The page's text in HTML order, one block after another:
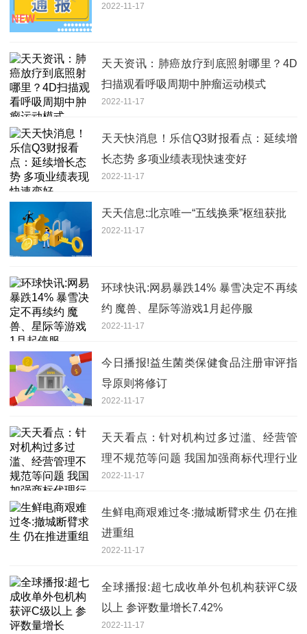
2022-11-17
天天资讯：肺癌放疗到底照射哪里？4D
扫描观看呼吸周期中肿瘤运动模式
2022-11-17
天天快消息！乐信Q3财报看点：延续增
长态势 多项业绩表现快速变好
2022-11-17
天天信息:北京唯一“五线换乘”枢纽获批
2022-11-17
环球快讯:网易暴跌14% 暴雪决定不再续
约 魔兽、星际等游戏1月起停服
2022-11-17
今日播报!益生菌类保健食品注册审评指
导原则将修订
2022-11-17
天天看点：针对机构过多过滥、经营管
理不规范等问题 我国加强商标代理行业
治理和监管
2022-11-17
生鲜电商艰难过冬:撤城断臂求生 仍在推
进重组
2022-11-17
全球播报:超七成收单外包机构获评C级
以上 参评数量增长7.42%
2022-11-17